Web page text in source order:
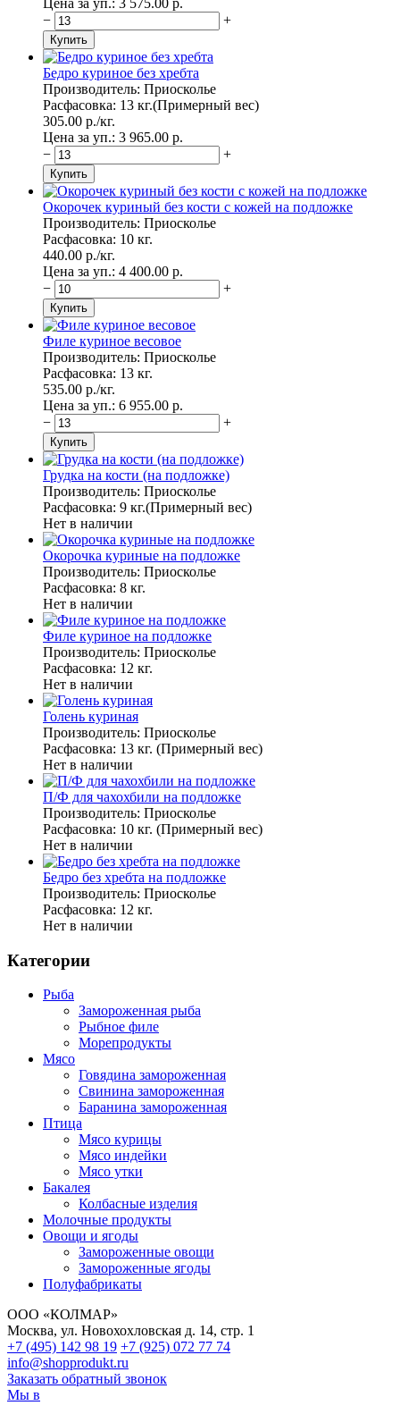
−
+
Бедро куриное без хребта
Производитель: Приосколье
Расфасовка: 13 кг.(Примерный вес)
305.00 p./кг.
Цена за уп.: 3 965.00 p.
−
+
Окорочек куриный без кости с кожей на подложке
Производитель: Приосколье
Расфасовка: 10 кг.
440.00 p./кг.
Цена за уп.: 4 400.00 p.
−
+
Филе куриное весовое
Производитель: Приосколье
Расфасовка: 13 кг.
535.00 p./кг.
Цена за уп.: 6 955.00 p.
−
+
Грудка на кости (на подложке)
Производитель: Приосколье
Расфасовка: 9 кг.(Примерный вес)
Нет в наличии
Окорочка куриные на подложке
Производитель: Приосколье
Расфасовка: 8 кг.
Нет в наличии
Филе куриное на подложке
Производитель: Приосколье
Расфасовка: 12 кг.
Нет в наличии
Голень куриная
Производитель: Приосколье
Расфасовка: 13 кг. (Примерный вес)
Нет в наличии
П/Ф для чахохбили на подложке
Производитель: Приосколье
Расфасовка: 10 кг. (Примерный вес)
Нет в наличии
Бедро без хребта на подложке
Производитель: Приосколье
Расфасовка: 12 кг.
Нет в наличии
Категории
Рыба
Замороженная рыба
Рыбное филе
Морепродукты
Мясо
Говядина замороженная
Свинина замороженная
Баранина замороженная
Птица
Мясо курицы
Мясо индейки
Мясо утки
Бакалея
Колбасные изделия
Молочные продукты
Овощи и ягоды
Замороженные овощи
Замороженные ягоды
Полуфабрикаты
ООО «КОЛМАР»
Москва, ул. Новохохловская д. 14, стр. 1
+7 (495) 142 98 19 +7 (925) 072 77 74
info@shopprodukt.ru
Заказать обратный звонок
Мы в